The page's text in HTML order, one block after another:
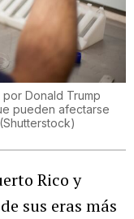
Donald Trump
pueden afectarse
(Shutterstock)
Rico y
sus eras más